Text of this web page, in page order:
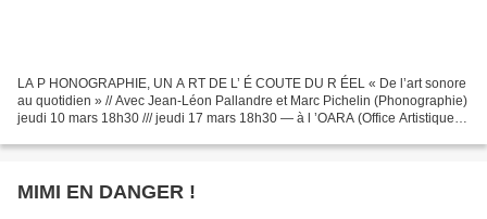
LA P HONOGRAPHIE, UN A RT DE L’ É COUTE DU R ÉEL « De l’art sonore
au quotidien » // Avec Jean-Léon Pallandre et Marc Pichelin (Phonographie)
jeudi 10 mars 18h30 /// jeudi 17 mars 18h30 — à l ’OARA (Office Artistique
MIMI EN DANGER !